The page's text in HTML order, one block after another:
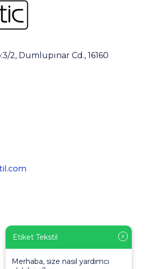
2, Dumlupınar Cd., 16160
X
Etiket Tekstil
Merhaba, size nasıl yardımcı